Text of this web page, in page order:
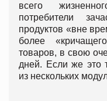
всего
потребители
продуктов «вне
более
товаров, в свою
дней. Если же это
из нескольких